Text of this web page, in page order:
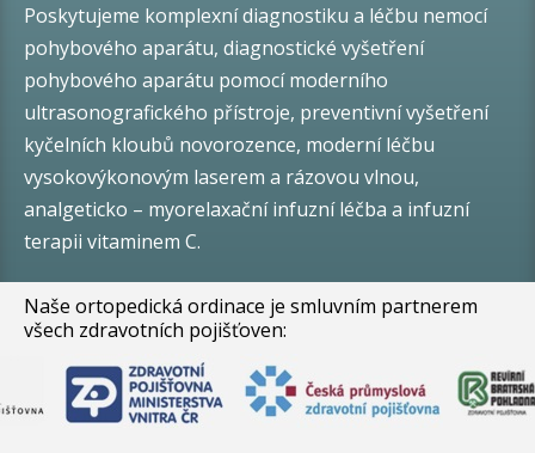
Poskytujeme komplexní diagnostiku a léčbu nemocí
pohybového aparátu, diagnostické vyšetření
pohybového aparátu pomocí moderního
ultrasonografického přístroje, preventivní vyšetření
kyčelních kloubů novorozence, moderní léčbu
vysokovýkonovým laserem a rázovou vlnou,
analgeticko – myorelaxační infuzní léčba a infuzní
terapii vitaminem C.
Naše ortopedická ordinace je smluvním partnerem
všech zdravotních pojišťoven: